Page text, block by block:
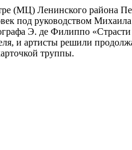
(МЦ) Ленинского района
под руководством
Э. де Филиппо
и артисты решили
труппы.